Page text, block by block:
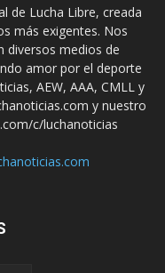
de Lucha Libre, creada
más exigentes. Nos
diversos medios de
amor por el deporte
AEW, AAA, CMLL y
y nuestro
c/luchanoticias